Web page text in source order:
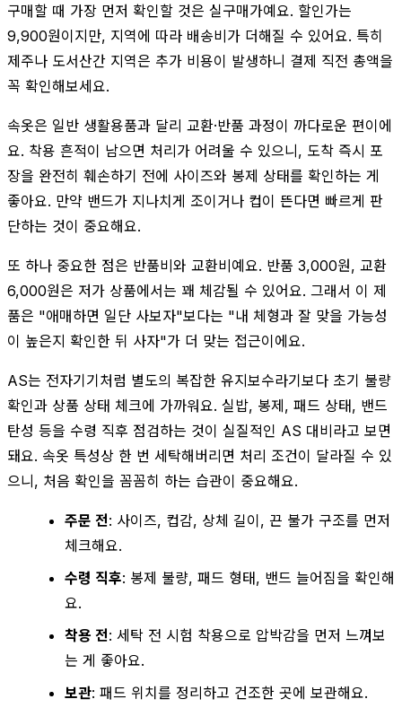
구매할 때 가장 먼저 확인할 것은 실구매가예요. 할인가는
9,900원이지만, 지역에 따라 배송비가 더해질 수 있어요. 특히
제주나 도서산간 지역은 추가 비용이 발생하니 결제 직전 총액을
꼭 확인해보세요.
속옷은 일반 생활용품과 달리 교환·반품 과정이 까다로운 편이에
요. 착용 흔적이 남으면 처리가 어려울 수 있으니, 도착 즉시 포
장을 완전히 훼손하기 전에 사이즈와 봉제 상태를 확인하는 게
좋아요. 만약 밴드가 지나치게 조이거나 컵이 뜬다면 빠르게 판
단하는 것이 중요해요.
또 하나 중요한 점은 반품비와 교환비예요. 반품 3,000원, 교환
6,000원은 저가 상품에서는 꽤 체감될 수 있어요. 그래서 이 제
품은 "애매하면 일단 사보자"보다는 "내 체형과 잘 맞을 가능성
이 높은지 확인한 뒤 사자"가 더 맞는 접근이에요.
AS는 전자기기처럼 별도의 복잡한 유지보수라기보다 초기 불량
확인과 상품 상태 체크에 가까워요. 실밥, 봉제, 패드 상태, 밴드
탄성 등을 수령 직후 점검하는 것이 실질적인 AS 대비라고 보면
돼요. 속옷 특성상 한 번 세탁해버리면 처리 조건이 달라질 수 있
으니, 처음 확인을 꼼꼼히 하는 습관이 중요해요.
주문 전: 사이즈, 컵감, 상체 길이, 끈 불가 구조를 먼저
체크해요.
수령 직후: 봉제 불량, 패드 형태, 밴드 늘어짐을 확인해
요.
착용 전: 세탁 전 시험 착용으로 압박감을 먼저 느껴보
는 게 좋아요.
보관: 패드 위치를 정리하고 건조한 곳에 보관해요.